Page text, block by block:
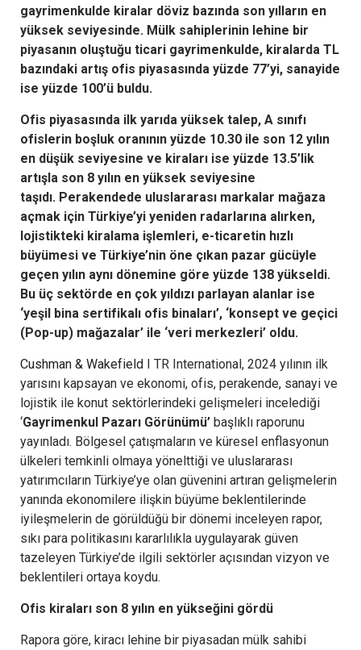
gayrimenkulde kiralar döviz bazında son yılların en
yüksek seviyesinde. Mülk sahiplerinin lehine bir
piyasanın oluştuğu ticari gayrimenkulde, kiralarda TL
bazındaki artış ofis piyasasında yüzde 77’yi, sanayide
ise yüzde 100’ü buldu.
Ofis piyasasında ilk yarıda yüksek talep, A sınıfı
ofislerin boşluk oranının yüzde 10.30 ile son 12 yılın
en düşük seviyesine ve kiraları ise yüzde 13.5’lik
artışla son 8 yılın en yüksek seviyesine
taşıdı. Perakendede uluslararası markalar mağaza
açmak için Türkiye’yi yeniden radarlarına alırken,
lojistikteki kiralama işlemleri, e-ticaretin hızlı
büyümesi ve Türkiye’nin öne çıkan pazar gücüyle
geçen yılın aynı dönemine göre yüzde 138 yükseldi.
Bu üç sektörde en çok yıldızı parlayan alanlar ise
‘yeşil bina sertifikalı ofis binaları’, ‘konsept ve geçici
(Pop-up) mağazalar’ ile ‘veri merkezleri’ oldu.
Cushman & Wakefield I TR International, 2024 yılının ilk
yarısını kapsayan ve ekonomi, ofis, perakende, sanayi ve
lojistik ile konut sektörlerindeki gelişmeleri incelediği
‘Gayrimenkul Pazarı Görünümü’ başlıklı raporunu
yayınladı. Bölgesel çatışmaların ve küresel enflasyonun
ülkeleri temkinli olmaya yönelttiği ve uluslararası
yatırımcıların Türkiye’ye olan güvenini artıran gelişmelerin
yanında ekonomilere ilişkin büyüme beklentilerinde
iyileşmelerin de görüldüğü bir dönemi inceleyen rapor,
sıkı para politikasını kararlılıkla uygulayarak güven
tazeleyen Türkiye’de ilgili sektörler açısından vizyon ve
beklentileri ortaya koydu.
Ofis kiraları son 8 yılın en yükseğini gördü
Rapora göre, kiracı lehine bir piyasadan mülk sahibi